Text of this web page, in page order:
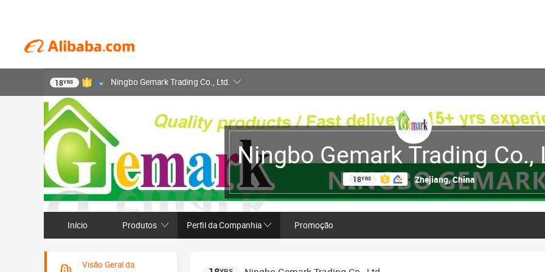
18YRS Ningbo Gemark Trading Co., Ltd.
Ningbo Gemark Trading Co.,
18YRS Zhejiang, China
Início Produtos Perfil da Companhia Promoção
Visão Geral da